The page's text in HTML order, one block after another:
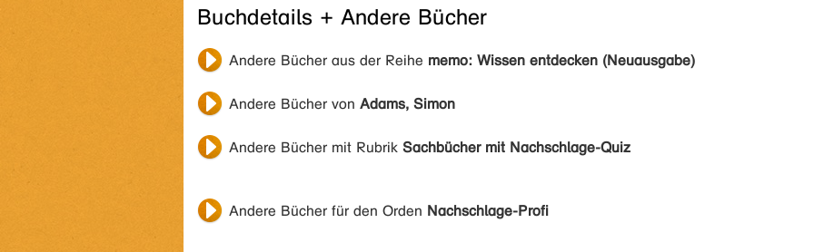
Buchdetails + Andere Bücher
Andere Bücher aus der Reihe memo: Wissen entdecken (Neuausgabe)
Andere Bücher von Adams, Simon
Andere Bücher mit Rubrik Sachbücher mit Nachschlage-Quiz
Andere Bücher für den Orden Nachschlage-Profi